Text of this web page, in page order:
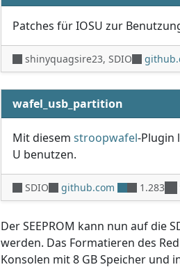
Patches für IOSU zur
shinyquagsire23, SDIO
wafel_usb_partition
Mit diesem stroopwafel-Plugin
U benutzen.
SDIO github.com 1.283
Der SEEPROM kann nun auf die
werden. Das Formatieren des
Konsolen mit 8 GB Speicher und